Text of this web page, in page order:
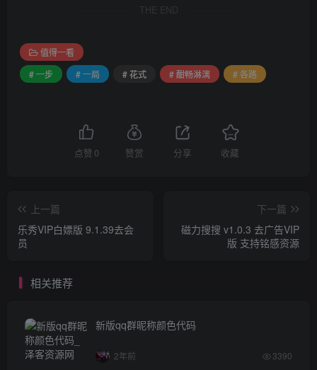
THE END
值得一看
# 一步
# 一局 # 花式 # 酣畅淋漓 # 各路
点赞 0 赞赏 分享 收藏
上一篇
乐秀VIP白嫖版 9.1.39去会
员
下一篇
磁力搜搜 v1.0.3 去广告VIP
版 支持铭感资源
相关推荐
新版qq群昵称颜色代码
2年前 3390